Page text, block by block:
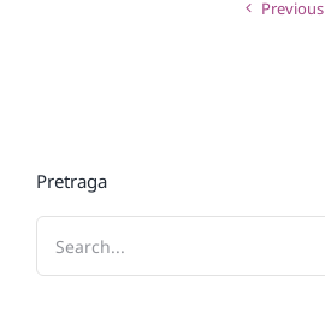
Previous
Pretraga